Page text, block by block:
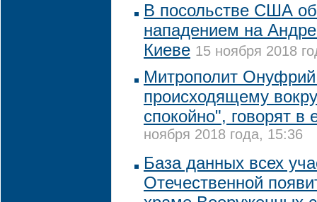
В посольстве США
нападением на
Киеве 15 ноября 2018
Митрополит Онуфрий
происходящему
спокойно", говорят в
ноября 2018 года, 15:36
База данных всех
Отечественной